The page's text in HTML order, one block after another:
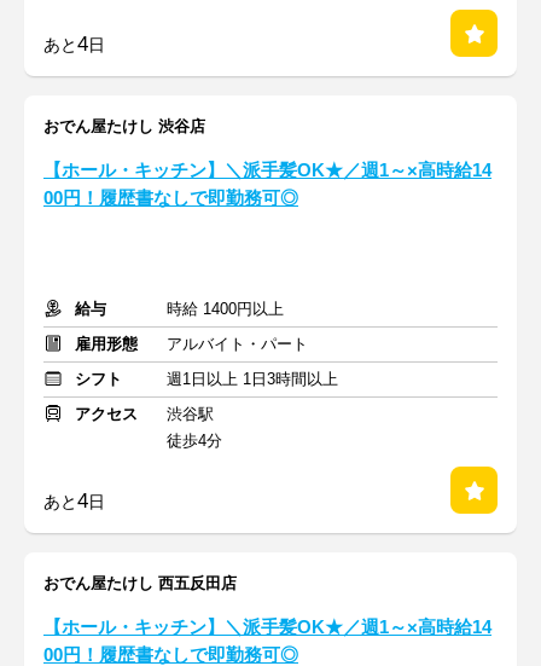
あと4日
おでん屋たけし 渋谷店
【ホール・キッチン】＼派手髪OK★／週1～×高時給14
00円！履歴書なしで即勤務可◎
給与
時給 1400円以上
雇用形態
アルバイト・パート
シフト
週1日以上 1日3時間以上
アクセス
渋谷駅
徒歩4分
あと4日
おでん屋たけし 西五反田店
【ホール・キッチン】＼派手髪OK★／週1～×高時給14
00円！履歴書なしで即勤務可◎